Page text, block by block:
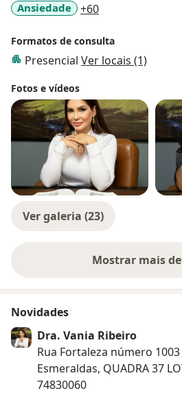
Ansiedade
+60
Formatos de consulta
Presencial Ver locais (1)
Fotos e vídeos
Ver galeria (23)
Mostrar mais
Novidades
Dra. Vania Ribeiro
Rua Fortaleza número
Esmeraldas, QUADRA 37
74830060